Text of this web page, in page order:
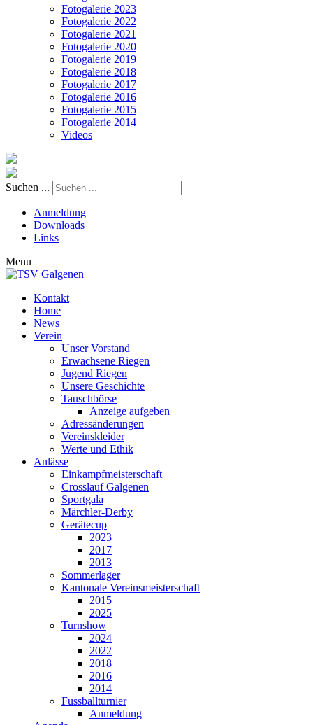
Fotogalerie 2023
Fotogalerie 2022
Fotogalerie 2021
Fotogalerie 2020
Fotogalerie 2019
Fotogalerie 2018
Fotogalerie 2017
Fotogalerie 2016
Fotogalerie 2015
Fotogalerie 2014
Videos
Suchen ...
Anmeldung
Downloads
Links
Menu
Kontakt
Home
News
Verein
Unser Vorstand
Erwachsene Riegen
Jugend Riegen
Unsere Geschichte
Tauschbörse
Anzeige aufgeben
Adressänderungen
Vereinskleider
Werte und Ethik
Anlässe
Einkampfmeisterschaft
Crosslauf Galgenen
Sportgala
Märchler-Derby
Gerätecup
2023
2017
2013
Sommerlager
Kantonale Vereinsmeisterschaft
2015
2025
Turnshow
2024
2022
2018
2016
2014
Fussballturnier
Anmeldung